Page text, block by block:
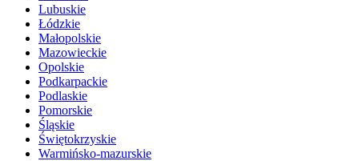
Lubuskie
Łódzkie
Małopolskie
Mazowieckie
Opolskie
Podkarpackie
Podlaskie
Pomorskie
Śląskie
Świętokrzyskie
Warmińsko-mazurskie